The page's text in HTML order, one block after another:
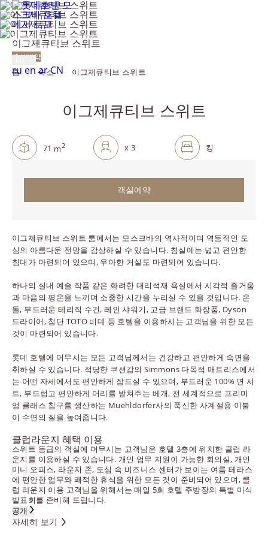
모스크바, 노빈스키 대로, 8, 2
+7 495 287 0500
Русский
ru English
enالعربية
ar中文
CN
이그제큐티브 스위트
객실예약
홈 숙소 이그제큐티브 스위트
이그제큐티브 스위트
객실예약
지역:
71 m2 용량:
x 3 침대:
킹
이그제큐티브 스위트 룸에서는 모스크바의 역사적이며 역동적인 도
심의 아름다운 전망을 감상하실 수 있습니다. 침실에는 넓고 편안한
침대가 마련되어 있으며, 우아한 거실도 마련되어 있습니다.
하나의 실내 예술 작품 같은 화려한 대리석재 욕실에서 시각적 즐거움
과 마음의 평온을 느끼며 소중한 시간을 누리실 수 있을 것입니다. 온
돌, 부드러운 테리직 수건, 레인 샤워기, 고급 브랜드 화장품, Dyson
드라이어, 첨단 TOTO 비데 등 호텔을 이용하시는 고객님을 위한 모든
것이 마련되어 있습니다.
롯데 호텔에 머무시는 모든 고객님께서는 건강하고 편안하게 숙면을
취하실 수 있습니다. 적당한 쿠션감의 Simmons 다목적 매트리스에서
는 어떤 자세에서도 편안하게 잠드실 수 있으며, 부드러운 100% 면 시
트, 부드럽고 편안하게 머리를 받쳐주는 베개, 전 세계적으로 프리미
엄 클래스 침구를 생산하는 Muehldorfer사의 푹신한 사계절용 이불
이 수면의 질을 높여줍니다.
클럽라운지 혜택 이용
스위트 등급의 객실에 머무시는 고객님은 호텔 3층에 위치한 클럽 라
운지를 이용하실 수 있습니다. 개인 업무 지원이 가능한 회의실, 개인
미니 오피스, 라운지 존, 도심 속 비즈니스 센터가 보이는 여름 테라스
에 편안한 업무와 쾌적한 휴식을 위한 모든 것이 준비되어 있으며, 클
럽 라운지 이용 고객님을 위해서는 매일 5회 호텔 주방장의 특별 미식
발표회를 준비해 드립니다.
공개
자세히 보기